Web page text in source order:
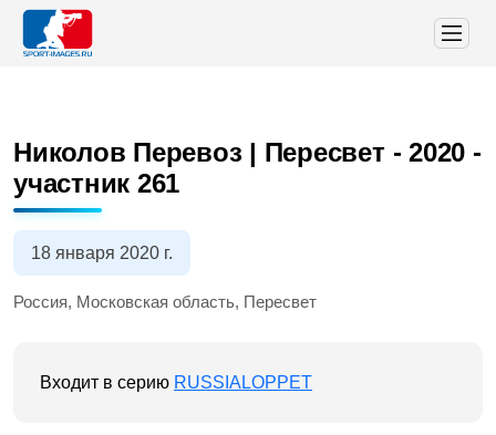
Николов Перевоз | Пересвет - 2020 -
участник 261
18 января 2020 г.
Россия, Московская область, Пересвет
Входит в серию RUSSIALOPPET